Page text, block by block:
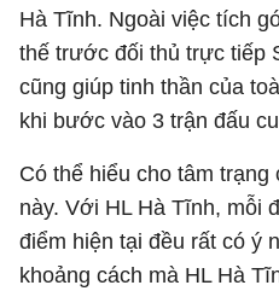
Hà Tĩnh. Ngoài việc tích
thế trước đối thủ trực tiếp
cũng giúp tinh thần của
khi bước vào 3 trận đấu
Có thể hiểu cho tâm
này. Với HL Hà Tĩnh, mỗi
điểm hiện tại đều rất có ý
khoảng cách mà HL Hà